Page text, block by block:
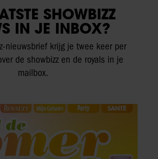
SHOWBIZZ
IN JE INBOX?
nieuwsbrief krijg je twee keer per
de showbizz en de royals in je
mailbox.